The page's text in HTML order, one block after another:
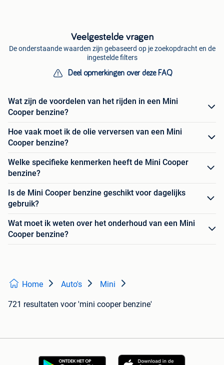
Veelgestelde vragen
De onderstaande waarden zijn gebaseerd op je zoekopdracht en de
ingestelde filters
Deel opmerkingen over deze FAQ
Wat zijn de voordelen van het rijden in een Mini
Cooper benzine?
Hoe vaak moet ik de olie verversen van een Mini
Cooper benzine?
Welke specifieke kenmerken heeft de Mini Cooper
benzine?
Is de Mini Cooper benzine geschikt voor dagelijks
gebruik?
Wat moet ik weten over het onderhoud van een Mini
Cooper benzine?
Home Auto's Mini
721 resultaten voor 'mini cooper benzine'